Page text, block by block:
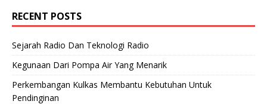
RECENT POSTS
Sejarah Radio Dan Teknologi Radio
Kegunaan Dari Pompa Air Yang Menarik
Perkembangan Kulkas Membantu Kebutuhan Untuk
Pendinginan